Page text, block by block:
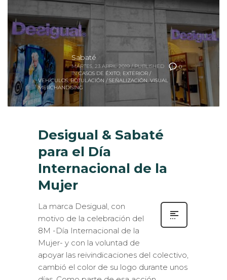
0
Sabaté
MARTES, 23 ABRIL 2019 / PUBLISHED
IN CASOS DE ÉXITO EXTERIOR /
VEHÍCULOS,ROTULACIÓN / SEÑALIZACIÓN VISUAL
MERCHANDISING
Desigual & Sabaté
para el Día
Internacional de la
Mujer
La marca Desigual, con
motivo de la celebración del
8M -Día Internacional de la
Mujer- y con la voluntad de
apoyar las reivindicaciones del colectivo,
cambió el color de su logo durante unos